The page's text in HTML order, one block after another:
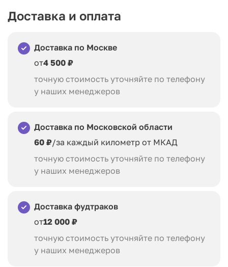
Доставка и оплата
Доставка по Москве
от4 500 ₽
точную стоимость уточняйте по телефону
у наших менеджеров
Доставка по Московской области
60 ₽/за каждый километр от МКАД
точную стоимость уточняйте по телефону
у наших менеджеров
Доставка фудтраков
от12 000 ₽
точную стоимость уточняйте по телефону
у наших менеджеров